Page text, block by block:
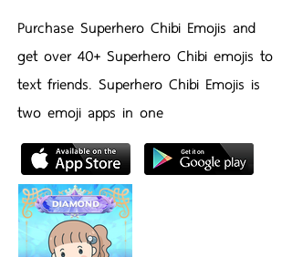
Purchase Superhero Chibi Emojis and
get over 40+ Superhero Chibi emojis to
text friends. Superhero Chibi Emojis is
two emoji apps in one